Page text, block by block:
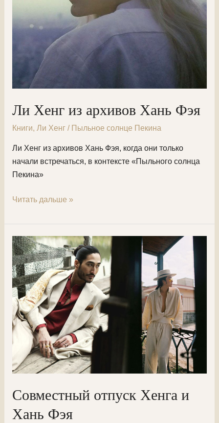
Ли Хенг из архивов Хань Фэя
Книги, Ли Хенг/ Пыльное солнце Пекина
Ли Хенг из архивов Хань Фэя, когда они только
начали встречаться, в контексте «Пыльного солнца
Пекина»
Ли
из
архивов
Хань
Фэя
Читать дальше »
Совместный отпуск Хенга и
Хань Фэя